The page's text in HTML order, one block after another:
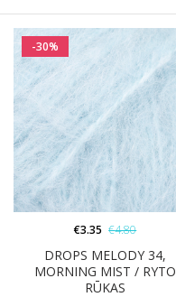
-30%
DROPS MELODY 34,
MORNING MIST / RYTO
RŪKAS
€3.35 €4.80